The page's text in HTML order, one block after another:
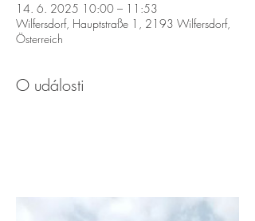
14. 6. 2025 10:00 – 11:53
Wilfersdorf, Hauptstraße 1, 2193 Wilfersdorf,
Österreich
O události